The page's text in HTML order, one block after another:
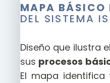
MAPA BÁSICO
DEL SISTEMA
Diseño que ilustra
sus procesos
El mapa